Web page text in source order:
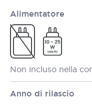
Alimentatore
Non incluso nella
Anno di rilascio